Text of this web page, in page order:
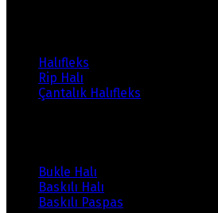
Halıfleks
Rip Halı
Çantalık Halıfleks
Bukle Halı
Baskılı Halı
Baskılı Paspas